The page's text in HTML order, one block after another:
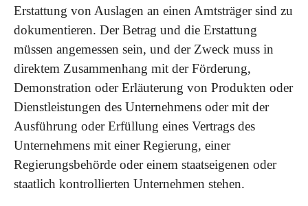
Erstattung von Auslagen an einen Amtsträger sind zu
dokumentieren. Der Betrag und die Erstattung
müssen angemessen sein, und der Zweck muss in
direktem Zusammenhang mit der Förderung,
Demonstration oder Erläuterung von Produkten oder
Dienstleistungen des Unternehmens oder mit der
Ausführung oder Erfüllung eines Vertrags des
Unternehmens mit einer Regierung, einer
Regierungsbehörde oder einem staatseigenen oder
staatlich kontrollierten Unternehmen stehen.